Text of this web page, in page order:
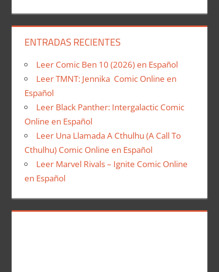
ENTRADAS RECIENTES
Leer Comic Ben 10 (2026) en Español
Leer TMNT: Jennika Comic Online en
Español
Leer Black Panther: Intergalactic Comic
Online en Español
Leer Una Llamada A Cthulhu (A Call To
Cthulhu) Comic Online en Español
Leer Marvel Rivals – Ignite Comic Online
en Español